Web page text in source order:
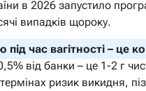
в 2026 запустило
випадків щороку.
час вагітності – це
від банки – це 1-2 г
ризик викидня,